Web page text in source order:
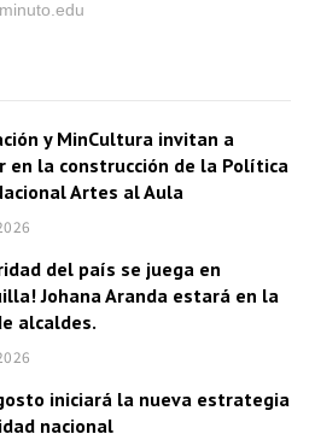
y MinCultura invitan a
en la construcción de la Política
Artes al Aula
del país se juega en
Johana Aranda estará en la
alcaldes.
iniciará la nueva estrategia
nacional